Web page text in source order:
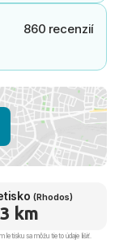
860 recenzií
(Rhodos)
km
letisku sa môžu tieto údaje líšiť.